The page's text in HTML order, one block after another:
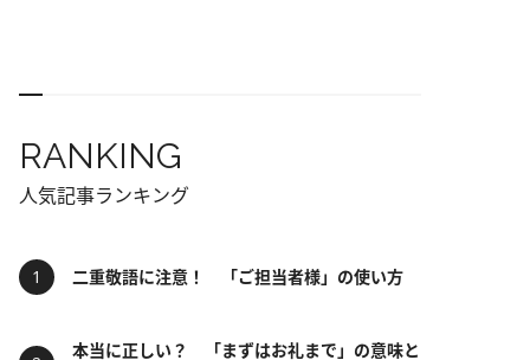
RANKING
人気記事ランキング
二重敬語に注意！ 「ご担当者様」の使い方
本当に正しい？ 「まずはお礼まで」の意味と